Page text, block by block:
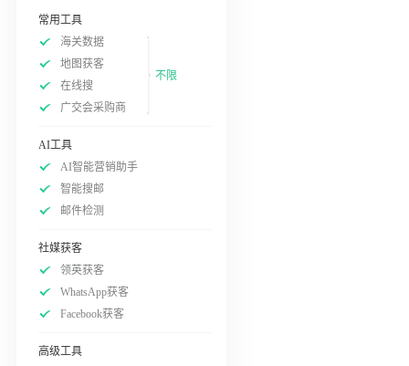
常用工具
海关数据
地图获客
在线搜
广交会采购商
不限
AI工具
AI智能营销助手
智能搜邮
邮件检测
社媒获客
领英获客
WhatsApp获客
Facebook获客
高级工具